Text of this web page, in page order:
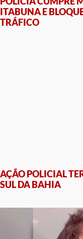
ITABUNA E
TRÁFICO
AÇÃO POLICIAL
SUL DA BAHIA